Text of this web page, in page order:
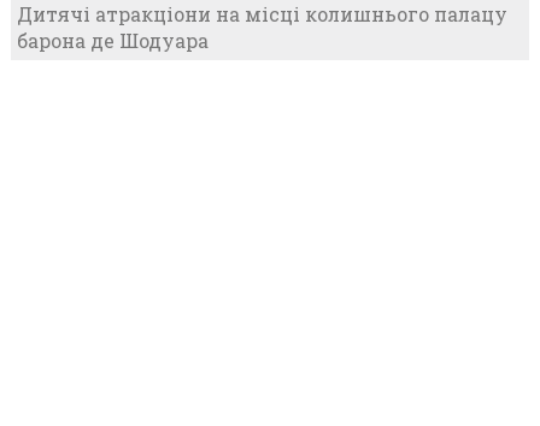
Дитячі атракціони на місці колишнього палацу
барона де Шодуара